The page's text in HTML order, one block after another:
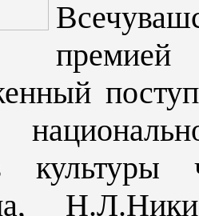
культуры